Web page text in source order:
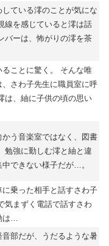
ている澪のことが気にな
線を感じていると澪は話
バーは、怖がりの澪を茶
ことに驚く。 そんな唯
さわ子先生に職員室に呼
は、紬に子供の頃の思い
う音楽室ではなく、図書
勉強に勤しむ澪と紬と違
できない様子だが…。
乗った相手と話すさわ子
気まずく電話で話すさわ
は…
部だが、うだるような暑